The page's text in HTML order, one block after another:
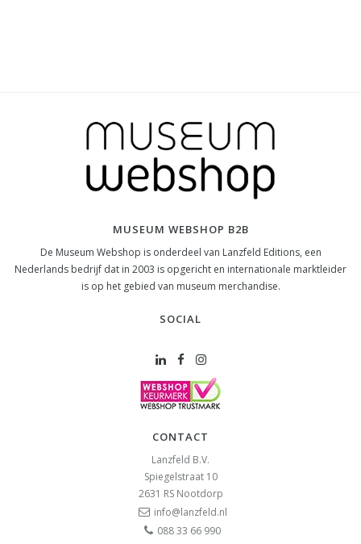
MUSEUM WEBSHOP B2B
De Museum Webshop is onderdeel van Lanzfeld Editions, een
Nederlands bedrijf dat in 2003 is opgericht en internationale marktleider
is op het gebied van museum merchandise.
SOCIAL
CONTACT
Lanzfeld B.V.
Spiegelstraat 10
2631 RS Nootdorp
info@lanzfeld.nl
088 33 66 990